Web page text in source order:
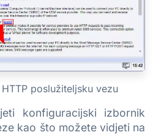
poslužiteljsku vezu
konfiguracijski izbornik
kao što možete vidjeti na